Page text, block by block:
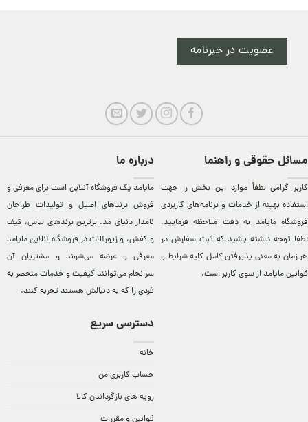
عضویت در خبرنامه
مسائل حقوقی و راهنما
کاربر گرامی لطفاً موارد این بخش را جهت
استفاده بهینه از خدمات و برنامه‌‏های کاربردی
فروشگاه مایامد به دقت ملاحظه فرمایید.
لطفا توجه داشته باشید که ثبت سفارش در
هر زمان به معنی پذیرفتن کامل کلیهشرایط و
قوانین مایامداز سوی کاربر است.
درباره ما
مایامد يک فروشگاه آنلاين است برای معرفی و
فروش برندهای اصيل و توليدات طراحان
نامدار دنيای مد. برترين‌ برندهای لباس، کيف
و کفش، و زيورآلات در فروشگاه آنلاين مایامد
معرفی و عرضه می‌شوند و مشتريان آن
سرانجام می‌توانند کيفيت و خدمات منحصر به
فردی را که به دنبالش هستند تجربه کنند.
دسترسی سریع
خانه
حساب کاربری من
رویه های بازگرداندن کالا
قوانین و مقررات